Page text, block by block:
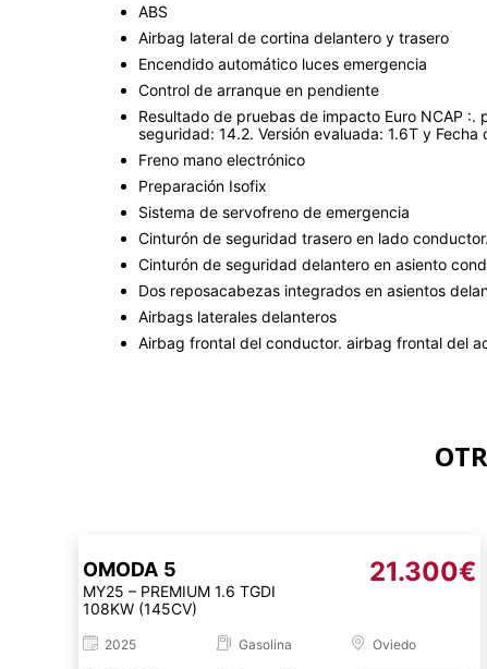
ABS
Airbag lateral de cortina delantero y trasero
Encendido automático luces emergencia
Control de arranque en pendiente
Resultado de pruebas de impacto Euro NCAP
seguridad: 14.2. Versión evaluada: 1.6T y
Freno mano electrónico
Preparación Isofix
Sistema de servofreno de emergencia
Cinturón de seguridad trasero en lado
Cinturón de seguridad delantero en asiento
Dos reposacabezas integrados en asientos
Airbags laterales delanteros
Airbag frontal del conductor. airbag frontal del
OMODA 5
MY25 – PREMIUM 1.6 TGDI
108KW (145CV)
21.300€
2025 Gasolina Oviedo